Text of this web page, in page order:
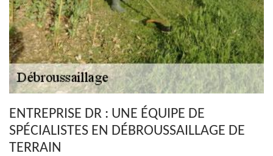
ENTREPRISE DR : UNE ÉQUIPE DE
SPÉCIALISTES EN DÉBROUSSAILLAGE DE
TERRAIN